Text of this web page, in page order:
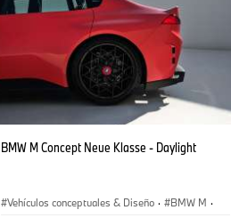
BMW M Concept Neue Klasse - Daylight
Vehículos conceptuales & Diseño · BMW M ·